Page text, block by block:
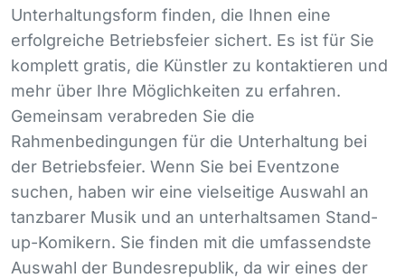
Unterhaltungsform finden, die Ihnen eine
erfolgreiche Betriebsfeier sichert. Es ist für Sie
komplett gratis, die Künstler zu kontaktieren und
mehr über Ihre Möglichkeiten zu erfahren.
Gemeinsam verabreden Sie die
Rahmenbedingungen für die Unterhaltung bei
der Betriebsfeier. Wenn Sie bei Eventzone
suchen, haben wir eine vielseitige Auswahl an
tanzbarer Musik und an unterhaltsamen Stand-
up-Komikern. Sie finden mit die umfassendste
Auswahl der Bundesrepublik, da wir eines der